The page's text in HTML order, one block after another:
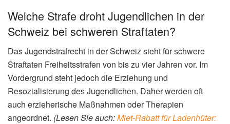
Welche Strafe droht Jugendlichen in der
Schweiz bei schweren Straftaten?
Das Jugendstrafrecht in der Schweiz sieht für schwere
Straftaten Freiheitsstrafen von bis zu vier Jahren vor. Im
Vordergrund steht jedoch die Erziehung und
Resozialisierung des Jugendlichen. Daher werden oft
auch erzieherische Maßnahmen oder Therapien
angeordnet. (Lesen Sie auch:Miet-Rabatt für Ladenhüter: